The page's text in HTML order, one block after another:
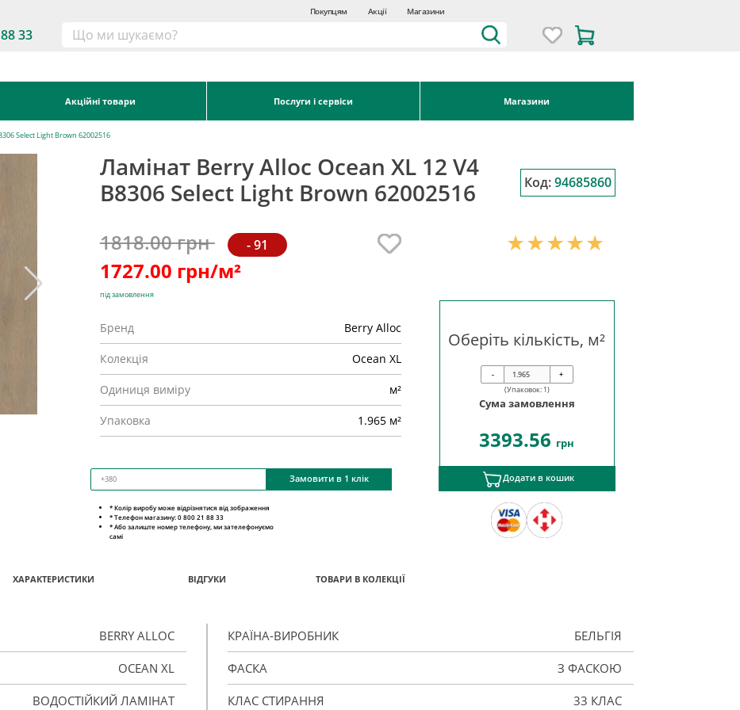
Покупцям Акції Магазини
33
Акційні товари Послуги і сервіси Магазини
Select Light Brown 62002516
Ламінат Berry Alloc Ocean XL 12 V4
B8306 Select Light Brown 62002516
Код: 94685860
1818.00 грн - 91
1727.00 грн/м²
під замовлення
Бренд Berry Alloc
Колекція Ocean XL
Одиниця виміру м²
Упаковка 1.965 м²
Замовити в 1 клік
Оберіть кількість, м²
-
+
(Упаковок: 1)
Сума замовлення
3393.56 грн
Додати в кошик
* Колір виробу може відрізнятися від зображення
* Телефон магазину: 0 800 21 88 33
* Або залиште номер телефону, ми зателефонуємо
самі
ХАРАКТЕРИСТИКИ ВІДГУКИ ТОВАРИ В КОЛЕКЦІЇ
BERRY ALLOC
OCEAN XL
ВОДОСТІЙКИЙ ЛАМІНАТ
КРАЇНА-ВИРОБНИК БЕЛЬГІЯ
ФАСКА З ФАСКОЮ
КЛАС СТИРАННЯ 33 КЛАС